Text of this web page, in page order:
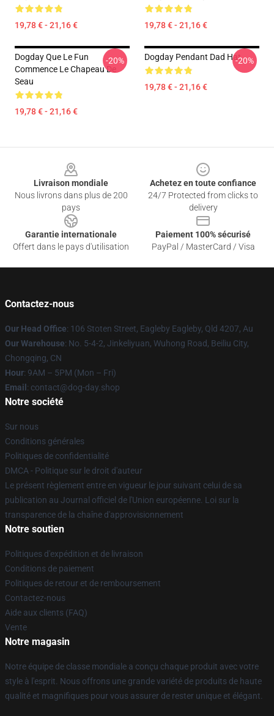
19,78 € - 21,16 € 19,78 € - 21,16 €
Dogday Que Le Fun
Commence Le Chapeau De
Seau
19,78 € - 21,16 €
-20% Dogday Pendant Dad Hat
19,78 € - 21,16 €
-20%
Livraison mondiale
Nous livrons dans plus de 200
pays
Achetez en toute confiance
24/7 Protected from clicks to
delivery
Garantie internationale
Offert dans le pays d'utilisation
Paiement 100% sécurisé
PayPal / MasterCard / Visa
Contactez-nous
Our Head Office: 106 Stoten Street, Eagleby Eagleby, Qld 4207, Au
Our Warehouse: No. 5-4-2, Jinkeliyuan, Wuhong Road, Beiliu City,
Chongqing, CN
Hour: 9AM – 5PM (Mon – Fri)
Email : contact@dog-day.shop
Notre société
Sur nous
Conditions générales
Politiques de confidentialité
DMCA - Politique sur le droit d'auteur
Le présent règlement entre en vigueur le jour suivant celui de sa
publication au Journal officiel de l'Union européenne. Loi sur la
transparence de la chaîne d'approvisionnement
Notre soutien
Politiques d'expédition et de livraison
Conditions de paiement
Politiques de retour et de remboursement
Contactez-nous
Aide aux clients (FAQ)
Vente
Notre magasin
Notre équipe de classe mondiale a conçu chaque produit avec votre
style à l'esprit. Nous offrons une grande variété de produits de haute
qualité et magnifiques pour vous assurer de rester unique et élégant.